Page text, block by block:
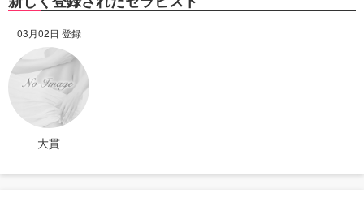
03月02日 登録
大貫